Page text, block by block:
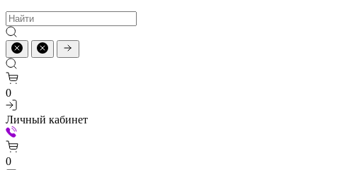
0
Личный кабинет
0